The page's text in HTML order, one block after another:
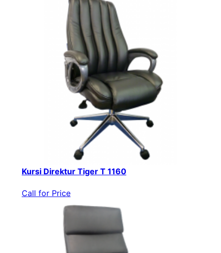
Kursi Direktur Tiger T 1160
Call for Price